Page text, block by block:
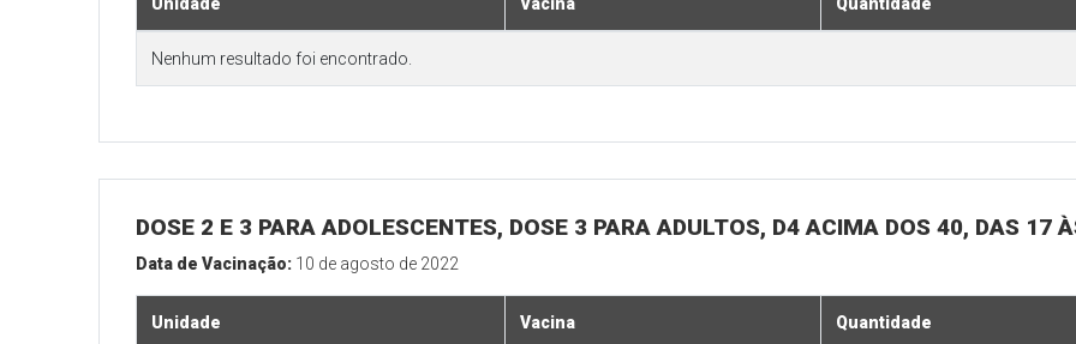
Nenhum resultado foi encontrado.
DOSE 2 E 3 PARA ADOLESCENTES, DOSE 3 PARA ADULTOS, D4 ACIMA DOS 40, DAS 17
Data de Vacinação: 10 de agosto de 2022
Unidade Vacina Quantidade